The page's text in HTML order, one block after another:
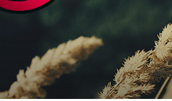
Volley